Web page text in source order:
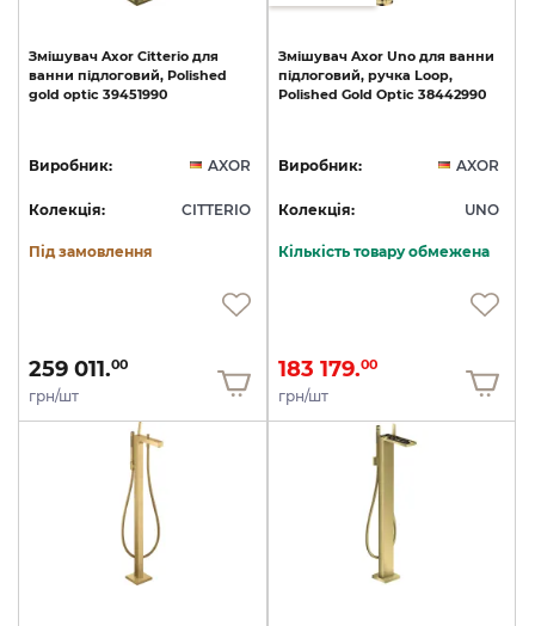
Змішувач Axor Citterio для
ванни підлоговий, Polished
gold optic 39451990
Виробник: AXOR
Колекція: CITTERIO
Під замовлення
259 011.00
грн/шт
Змішувач Axor Uno для ванни
підлоговий, ручка Loop,
Polished Gold Optic 38442990
Виробник: AXOR
Колекція: UNO
Кількість товару обмежена
183 179.00
грн/шт